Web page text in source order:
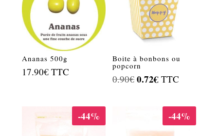
Ananas 500g
17.90€ TTC
Boite à bonbons ou
popcorn
0.90€ Le
0.90€.
0.72€ Le
actuel
est :
0.72€.
TTC
-44% -44%